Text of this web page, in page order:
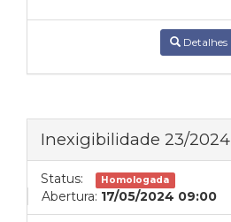
Detalhes
Inexigibilidade 23/2024
Status: Homologada
Abertura: 17/05/2024 09:00